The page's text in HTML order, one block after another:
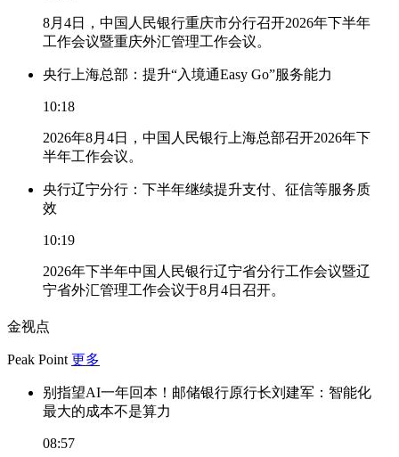
8月4日，中国人民银行重庆市分行召开2026年下半年
工作会议暨重庆外汇管理工作会议。
央行上海总部：提升“入境通Easy Go”服务能力
10:18
2026年8月4日，中国人民银行上海总部召开2026年下
半年工作会议。
央行辽宁分行：下半年继续提升支付、征信等服务质
效
10:19
2026年下半年中国人民银行辽宁省分行工作会议暨辽
宁省外汇管理工作会议于8月4日召开。
金视点
Peak Point 更多
别指望AI一年回本！邮储银行原行长刘建军：智能化
最大的成本不是算力
08:57